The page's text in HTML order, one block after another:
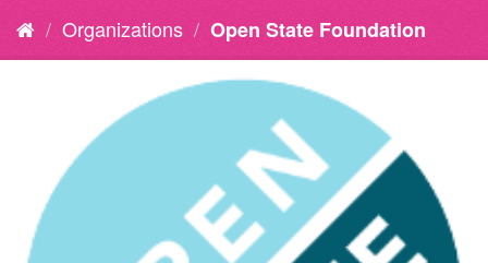
Organizations Open State Foundation